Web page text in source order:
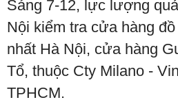
Sáng 7-12, lực lượng
Nội kiểm tra cửa hàng
nhất Hà Nội, cửa hàng
Tổ, thuộc Cty Milano -
TPHCM.